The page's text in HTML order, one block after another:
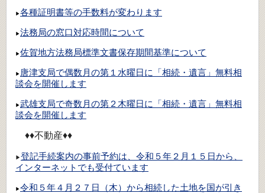
▶各種証明書等の手数料が変わります
▶法務局の窓口対応時間について
▶佐賀地方法務局標準文書保存期間基準について
▶ 唐津支局で偶数月の第１水曜日に「相続・遺言」無料相
談会を開催します
▶武雄支局で奇数月の第２木曜日に「相続・遺言」無料相
談会を開催します
♦♦不動産♦♦
▶ 登記手続案内の事前予約は、令和５年２月１５日から、
インターネットでも受付ています
▶令和５年４月２７日（木）から相続した土地を国が引き